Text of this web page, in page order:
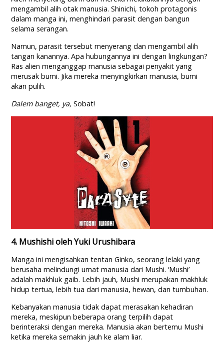
mengambil alih otak manusia. Shinichi, tokoh protagonis
dalam manga ini, menghindari parasit dengan bangun
selama serangan.
Namun, parasit tersebut menyerang dan mengambil alih
tangan kanannya. Apa hubungannya ini dengan lingkungan?
Ras alien menganggap manusia sebagai penyakit yang
merusak bumi. Jika mereka menyingkirkan manusia, bumi
akan pulih.
Dalem banget, ya, Sobat!
4. Mushishi oleh Yuki Urushibara
Manga ini mengisahkan tentan Ginko, seorang lelaki yang
berusaha melindungi umat manusia dari Mushi. ‘Mushi’
adalah makhluk gaib. Lebih jauh, Mushi merupakan makhluk
hidup tertua, lebih tua dari manusia, hewan, dan tumbuhan.
Kebanyakan manusia tidak dapat merasakan kehadiran
mereka, meskipun beberapa orang terpilih dapat
berinteraksi dengan mereka. Manusia akan bertemu Mushi
ketika mereka semakin jauh ke alam liar.